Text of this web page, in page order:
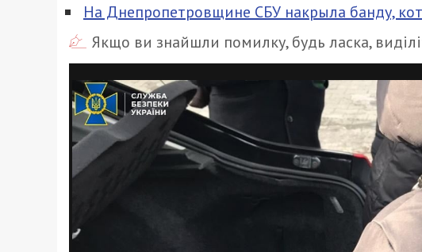
На Днепропетровщине СБУ накрыла банду,
Якщо ви знайшли помилку, будь ласка,